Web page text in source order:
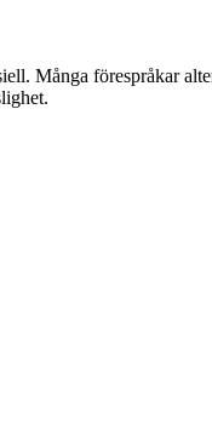
Många förespråkar